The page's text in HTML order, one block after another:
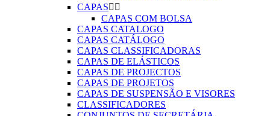
CAPAS 
CAPAS COM BOLSA
CAPAS CATALOGO
CAPAS CATÁLOGO
CAPAS CLASSIFICADORAS
CAPAS DE ELÁSTICOS
CAPAS DE PROJECTOS
CAPAS DE PROJETOS
CAPAS DE SUSPENSÃO E VISORES
CLASSIFICADORES